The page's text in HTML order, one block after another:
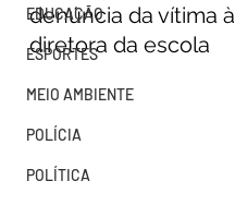
EDUCAÇÃO
ESPORTES
MEIO AMBIENTE
POLÍCIA
POLÍTICA
denúncia da vítima à
diretora da escola